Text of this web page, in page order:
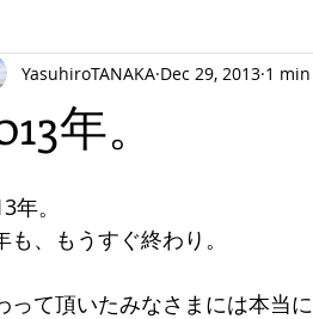
年。
YasuhiroTANAKA Dec 29, 2013 1
年。
も、もうすぐ終わり。
って頂いたみなさまには本当